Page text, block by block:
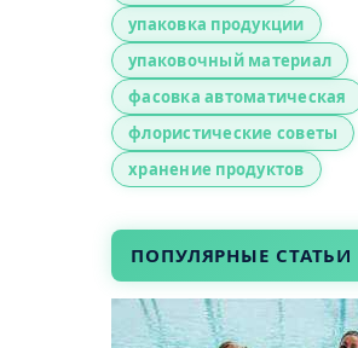
упаковка продукции
упаковочный материал
фасовка автоматическая
флористические советы
хранение продуктов
ПОПУЛЯРНЫЕ СТАТЬИ